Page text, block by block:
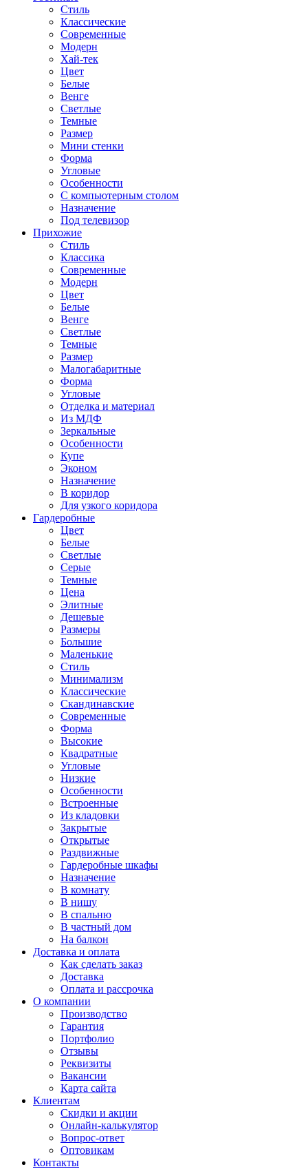
Стиль
Классические
Современные
Модерн
Хай-тек
Цвет
Белые
Венге
Светлые
Темные
Размер
Мини стенки
Форма
Угловые
Особенности
С компьютерным столом
Назначение
Под телевизор
Прихожие
Стиль
Классика
Современные
Модерн
Цвет
Белые
Венге
Светлые
Темные
Размер
Малогабаритные
Форма
Угловые
Отделка и материал
Из МДФ
Зеркальные
Особенности
Купе
Эконом
Назначение
В коридор
Для узкого коридора
Гардеробные
Цвет
Белые
Светлые
Серые
Темные
Цена
Элитные
Дешевые
Размеры
Большие
Маленькие
Стиль
Минимализм
Классические
Скандинавские
Современные
Форма
Высокие
Квадратные
Угловые
Низкие
Особенности
Встроенные
Из кладовки
Закрытые
Открытые
Раздвижные
Гардеробные шкафы
Назначение
В комнату
В нишу
В спальню
В частный дом
На балкон
Доставка и оплата
Как сделать заказ
Доставка
Оплата и рассрочка
О компании
Производство
Гарантия
Портфолио
Отзывы
Реквизиты
Вакансии
Карта сайта
Клиентам
Скидки и акции
Онлайн-калькулятор
Вопрос-ответ
Оптовикам
Контакты